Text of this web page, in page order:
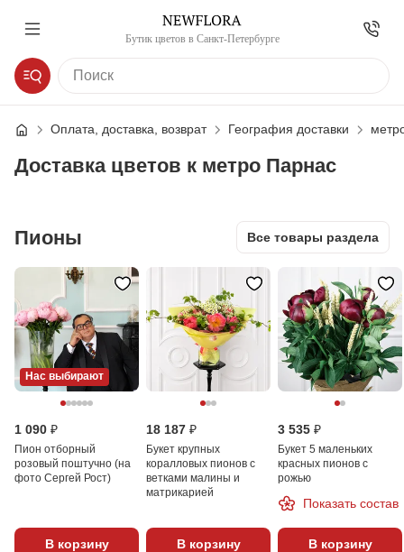
Бутик цветов в Санкт-Петербурге
Оплата, доставка, возврат География доставки
Доставка цветов к метро Парнас
Пионы Все товары раздела
Нас выбирают
1 090 ₽
Пион отборный
розовый поштучно (на
фото Сергей Рост)
В корзину
18 187 ₽
Букет крупных
коралловых пионов с
ветками малины и
матрикарией
В корзину
3 535 ₽
Букет 5 маленьких
красных пионов с
рожью
Показать состав
В корзину